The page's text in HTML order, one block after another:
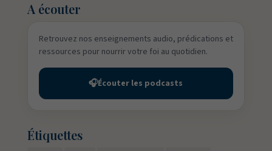
A écouter
Retrouvez nos enseignements audio, prédications et
ressources pour nourrir votre foi au quotidien.
🎧Écouter les podcasts
Étiquettes